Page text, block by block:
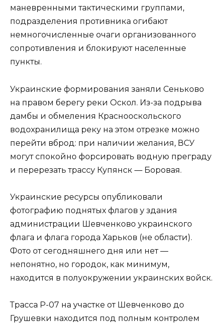
маневренными тактическими группами,
подразделения противника огибают
немногочисленные очаги организованного
сопротивления и блокируют населенные
пункты.
Украинские формирования заняли Сеньково
на правом берегу реки Оскол. Из-за подрыва
дамбы и обмеления Краснооскольского
водохранилища реку на этом отрезке можно
перейти вброд: при наличии желания, ВСУ
могут спокойно форсировать водную преграду
и перерезать трассу Купянск — Боровая.
Украинские ресурсы опубликовали
фотографию поднятых флагов у здания
администрации Шевченково украинского
флага и флага города Харьков (не области).
Фото от сегодняшнего дня или нет —
непонятно, но городок, как минимум,
находится в полуокружении украинских войск.
Трасса Р-07 на участке от Шевченково до
Грушевки находится под полным контролем